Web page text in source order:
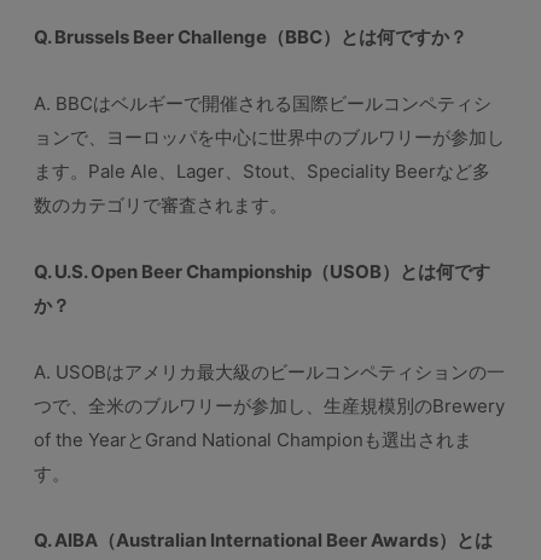
Q. Brussels Beer Challenge（BBC）とは何ですか？
A. BBCはベルギーで開催される国際ビールコンペティシ
ョンで、ヨーロッパを中心に世界中のブルワリーが参加し
ます。Pale Ale、Lager、Stout、Speciality Beerなど多
数のカテゴリで審査されます。
Q. U.S. Open Beer Championship（USOB）とは何です
か？
A. USOBはアメリカ最大級のビールコンペティションの一
つで、全米のブルワリーが参加し、生産規模別のBrewery
of the YearとGrand National Championも選出されま
す。
Q. AIBA（Australian International Beer Awards）とは